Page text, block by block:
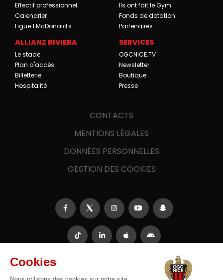
Effectif professionnel
Calendrier
Ligue 1 McDonald's
Ils ont fait le Gym
Fonds de dotation
Partenaires
ALLIANZ RIVIERA
Le stade
Plan d'accès
Billetterie
Hospitalité
SERVICES
OGCNICE.TV
Newsletter
Boutique
Presse
CONTACTS
MENTIONS LÉGALES
DONNÉES PERSONNELLES
GESTION DES COOKIES